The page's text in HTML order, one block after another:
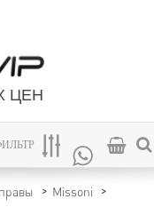
ЦЕН
Missoni